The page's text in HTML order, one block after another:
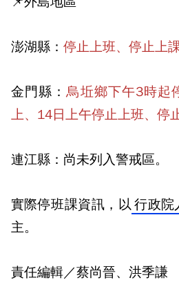
澎湖縣： 停止上班、停止上
金門縣：烏坵鄉下午3時起
上、14日上午停止上班、停
連江縣：尚未列入警戒區。
實際停班課資訊，以行政院
主。
責任編輯／蔡尚晉、洪季謙